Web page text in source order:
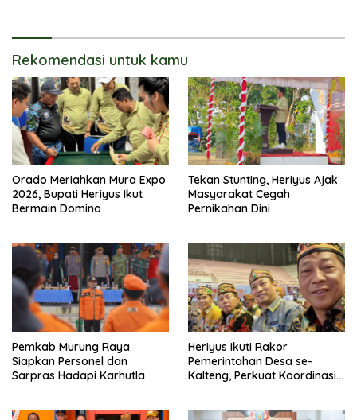
Rekomendasi untuk kamu
Orado Meriahkan Mura Expo
2026, Bupati Heriyus Ikut
Bermain Domino
Tekan Stunting, Heriyus Ajak
Masyarakat Cegah
Pernikahan Dini
Pemkab Murung Raya
Siapkan Personel dan
Sarpras Hadapi Karhutla
Heriyus Ikuti Rakor
Pemerintahan Desa se-
Kalteng, Perkuat Koordinasi